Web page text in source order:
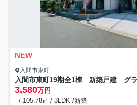
NEW
入間市東町
入間市東町19期全1棟 新築戸建 グ
3,580万円
- / 105.78㎡ / 3LDK /新築